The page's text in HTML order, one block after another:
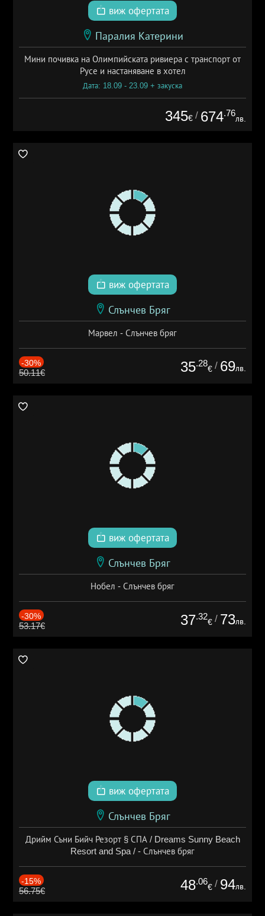
виж офертата
Паралия Катерини
Мини почивка на Олимпийската ривиера с транспорт от
Русе и настаняване в хотел
Дата: 18.09 - 23.09 + закуска
345€ / 674.76
лв.
виж офертата
Слънчев Бряг
Марвел - Слънчев бряг
-30%
50.11€ 35.28
€ / 69лв.
виж офертата
Слънчев Бряг
Нобел - Слънчев бряг
-30%
53.17€ 37.32
€ / 73лв.
виж офертата
Слънчев Бряг
Дрийм Съни Бийч Резорт § СПА / Dreams Sunny Beach
Resort and Spa / - Слънчев бряг
-15%
56.75€ 48.06
€ / 94лв.